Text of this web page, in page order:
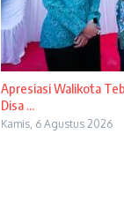
Apresiasi Walikota
Disa ...
Kamis, 6 Agustus 2026